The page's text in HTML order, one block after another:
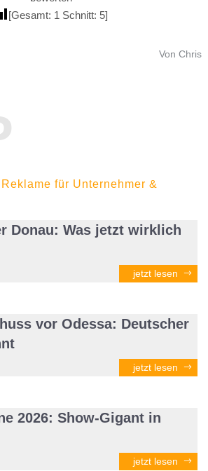
[Gesamt: 1 Schnitt: 5]
Von Chris
für Unternehmer &
Donau: Was jetzt wirklich
jetzt lesen
vor Odessa: Deutscher
jetzt lesen
2026: Show-Gigant in
jetzt lesen